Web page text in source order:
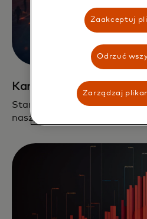
Kanały i klienci
Start Path zapewnia
naszych klientów i partnerów
Zaakceptuj
Odrzuć
Zarządzaj